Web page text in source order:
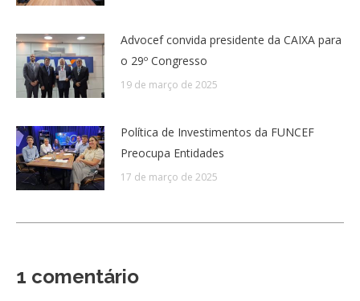
Advocef convida presidente da CAIXA para
o 29º Congresso
19 de março de 2025
Política de Investimentos da FUNCEF
Preocupa Entidades
17 de março de 2025
1 comentário